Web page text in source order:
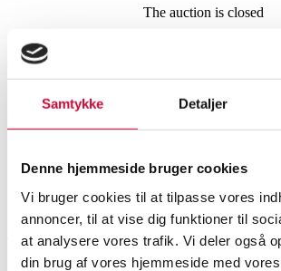
Samtykke Detaljer
Denne hjemmeside bruger cookies
Vi bruger cookies til at tilpasse vores
annoncer, til at vise dig funktioner til
at analysere vores trafik. Vi deler også
din brug af vores hjemmeside med
Chairs
The auction is closed
Arne Jacobsen. A set
chairs, 'The Ant',
black aniline leather.
21,000 6538837